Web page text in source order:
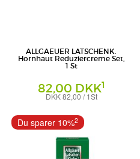
ALLGAEUER LATSCHENK.
Hornhaut Reduziercreme Set,
1 St
82,00 DKK1
DKK 82,00 / 1St
Dr. Theiss Naturwaren GmbH
Du sparer 10%2